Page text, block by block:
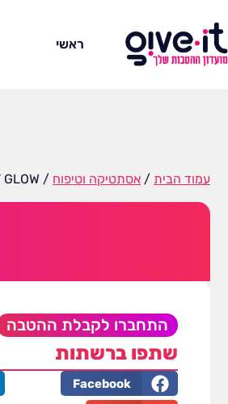
ראשי
עמוד הבית / אסתטיקה וטיפוח / SHELLY GLOW – טיפולי לייזר
התחברו לקבלת ההטבה
שתפו ברשתות
Facebook